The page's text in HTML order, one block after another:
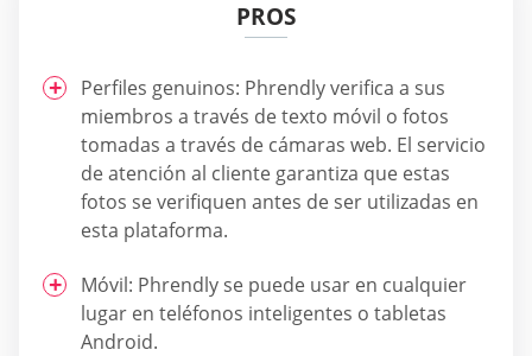
PROS
Perfiles genuinos: Phrendly verifica a sus
miembros a través de texto móvil o fotos
tomadas a través de cámaras web. El servicio
de atención al cliente garantiza que estas
fotos se verifiquen antes de ser utilizadas en
esta plataforma.
Móvil: Phrendly se puede usar en cualquier
lugar en teléfonos inteligentes o tabletas
Android.